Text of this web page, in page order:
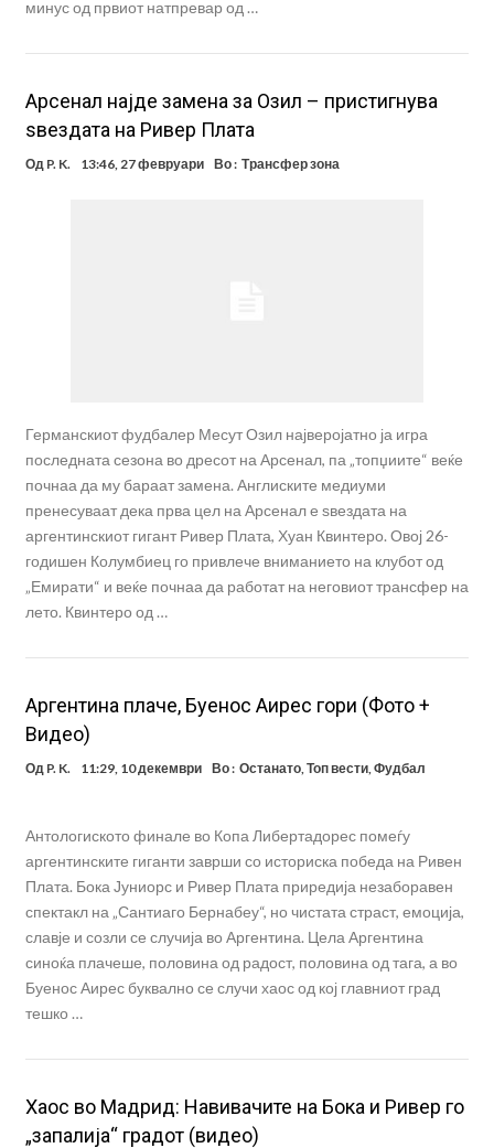
минус од првиот натпревар од …
Арсенал најде замена за Озил – пристигнува
ѕвездата на Ривер Плата
Од P. K. 13:46, 27 февруари Во : Трансфер зона
Германскиот фудбалер Месут Озил најверојатно ја игра
последната сезона во дресот на Арсенал, па „топџиите“ веќе
почнаа да му бараат замена. Англиските медиуми
пренесуваат дека прва цел на Арсенал е ѕвездата на
аргентинскиот гигант Ривер Плата, Хуан Квинтеро. Овој 26-
годишен Колумбиец го привлече вниманието на клубот од
„Емирати“ и веќе почнаа да работат на неговиот трансфер на
лето. Квинтеро од …
Аргентина плаче, Буенос Аирес гори (Фото +
Видео)
Од P. K. 11:29, 10 декември Во : Останато, Топ вести, Фудбал
Антологиското финале во Копа Либертадорес помеѓу
аргентинските гиганти заврши со историска победа на Ривен
Плата. Бока Јуниорс и Ривер Плата приредија незаборавен
спектакл на „Сантиаго Бернабеу“, но чистата страст, емоција,
славје и созли се случија во Аргентина. Цела Аргентина
синоќа плачеше, половина од радост, половина од тага, а во
Буенос Аирес буквално се случи хаос од кој главниот град
тешко …
Хаос во Мадрид: Навивачите на Бока и Ривер го
„запалија“ градот (видео)